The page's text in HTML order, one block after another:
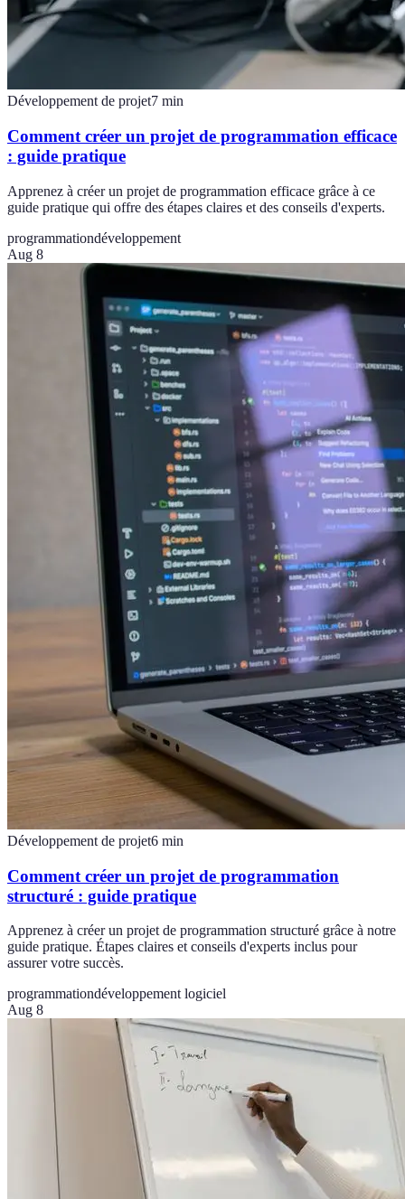
Développement de projet7 min
Comment créer un projet de programmation efficace
: guide pratique
Apprenez à créer un projet de programmation efficace grâce à ce
guide pratique qui offre des étapes claires et des conseils d'experts.
programmationdéveloppement
Aug 8
Développement de projet6 min
Comment créer un projet de programmation
structuré : guide pratique
Apprenez à créer un projet de programmation structuré grâce à notre
guide pratique. Étapes claires et conseils d'experts inclus pour
assurer votre succès.
programmationdéveloppement logiciel
Aug 8